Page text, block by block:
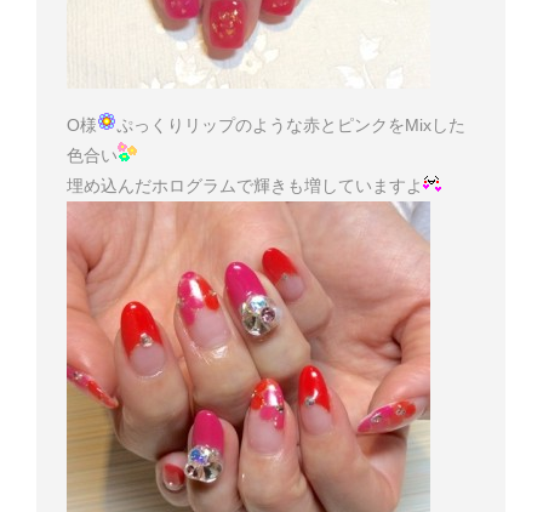
O様
ぷっくりリップのような赤とピンクをMixした
色合い
埋め込んだホログラムで輝きも増していますよ